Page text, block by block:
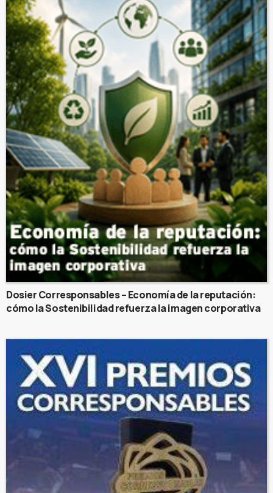
Dosier Corresponsables – Economía de la reputación:
cómo la Sostenibilidad refuerza la imagen corporativa